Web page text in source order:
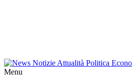
Menu